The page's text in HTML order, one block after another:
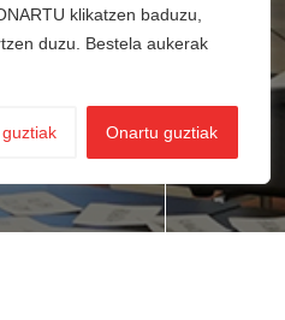
klikatzen baduzu,
duzu. Bestela aukerak
Onartu guztiak